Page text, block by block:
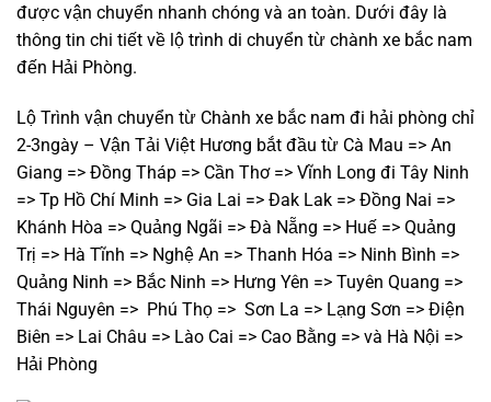
được vận chuyển nhanh chóng và an toàn. Dưới đây là
thông tin chi tiết về lộ trình di chuyển từ chành xe bắc nam
đến Hải Phòng.
Lộ Trình vận chuyển từ Chành xe bắc nam đi hải phòng chỉ
2-3ngày – Vận Tải Việt Hương bắt đầu từ Cà Mau => An
Giang => Đồng Tháp => Cần Thơ => Vĩnh Long đi Tây Ninh
=> Tp Hồ Chí Minh => Gia Lai => Đak Lak => Đồng Nai =>
Khánh Hòa => Quảng Ngãi => Đà Nẵng => Huế => Quảng
Trị => Hà Tĩnh => Nghệ An => Thanh Hóa => Ninh Bình =>
Quảng Ninh => Bắc Ninh => Hưng Yên => Tuyên Quang =>
Thái Nguyên => Phú Thọ => Sơn La => Lạng Sơn => Điện
Biên => Lai Châu => Lào Cai => Cao Bằng => và Hà Nội =>
Hải Phòng